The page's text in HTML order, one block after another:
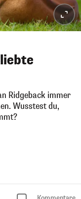
Ridgeback immer
Wusstest du,